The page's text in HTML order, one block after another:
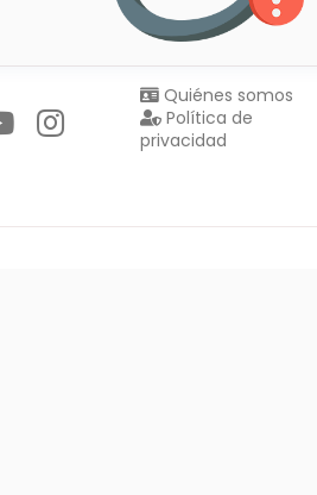
Quiénes somos
Política de
privacidad